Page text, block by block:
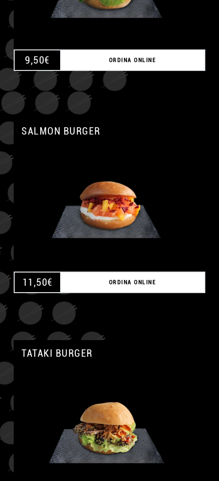
9,50€ ORDINA ONLINE
SALMON BURGER
11,50€ ORDINA ONLINE
TATAKI BURGER